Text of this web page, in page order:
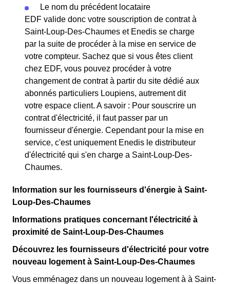
Le nom du précédent locataire
EDF valide donc votre souscription de contrat à
Saint-Loup-Des-Chaumes et Enedis se charge
par la suite de procéder à la mise en service de
votre compteur. Sachez que si vous êtes client
chez EDF, vous pouvez procéder à votre
changement de contrat à partir du site dédié aux
abonnés particuliers Loupiens, autrement dit
votre espace client. A savoir : Pour souscrire un
contrat d'électricité, il faut passer par un
fournisseur d'énergie. Cependant pour la mise en
service, c'est uniquement Enedis le distributeur
d'électricité qui s'en charge a Saint-Loup-Des-
Chaumes.
Information sur les fournisseurs d'énergie à Saint-
Loup-Des-Chaumes
Informations pratiques concernant l'électricité à
proximité de Saint-Loup-Des-Chaumes
Découvrez les fournisseurs d'électricité pour votre
nouveau logement à Saint-Loup-Des-Chaumes
Vous emménagez dans un nouveau logement à à Saint-